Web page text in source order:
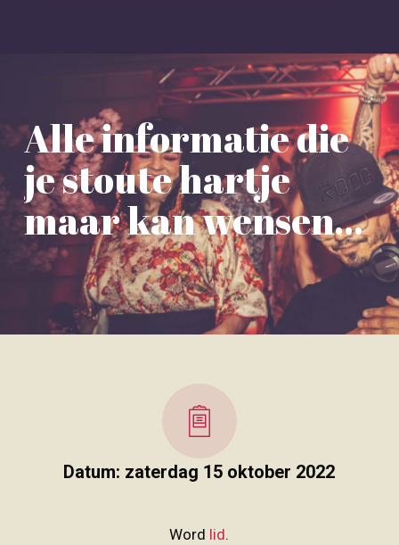
Alle informatie die
je stoute hartje
maar kan wensen…
Datum: zaterdag 15 oktober 2022
Word lid.